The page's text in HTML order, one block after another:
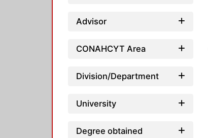
Advisor
CONAHCYT Area
Division/Department
University
Degree obtained